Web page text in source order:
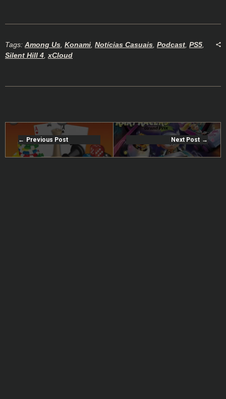
Tags: Among Us Konami Notícias Casuais Podcast PS5
Silent Hill 4 xCloud
Previous Post Next Post